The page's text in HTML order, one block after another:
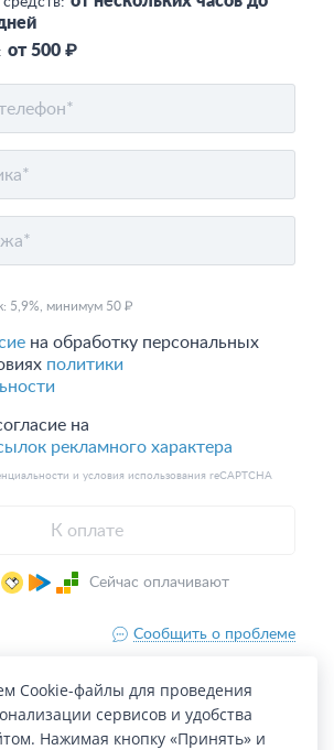
Cookie-файлы для проведения
сервисов и удобства
Нажимая кнопку «Принять» и